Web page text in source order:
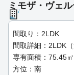
ミモザ・ヴェ
間取り：2LDK
間取詳細：2LDK
専有面積：75.45㎡
方位：南